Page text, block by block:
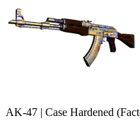
AK-47 | Case Hardened